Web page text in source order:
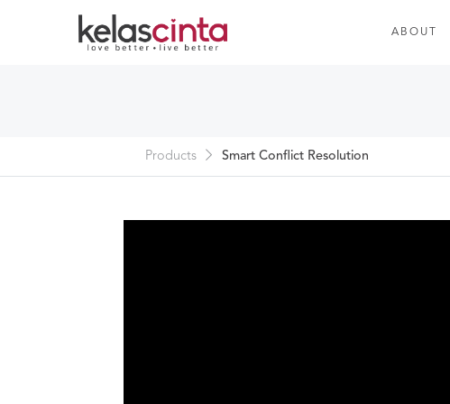
ABOUT
Products Smart Conflict Resolution